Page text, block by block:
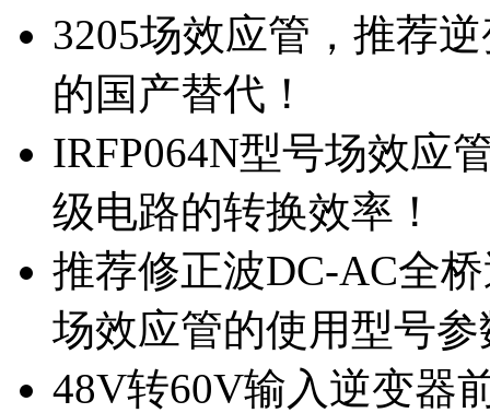
3205场效应管，推荐
的国产替代！
IRFP064N型号场效应
级电路的转换效率！
推荐修正波DC-AC全
场效应管的使用型号参
48V转60V输入逆变器